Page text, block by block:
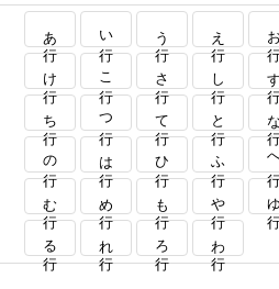
あ行 い行 う行 え行 お行
け行 こ行 さ行 し行 す行
ち行 つ行 て行 と行 な行
の行 は行 ひ行 ふ行 へ
む行 め行 も行 や行 ゆ行
る行 れ行 ろ行 わ行